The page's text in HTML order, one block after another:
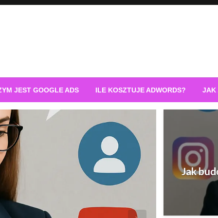
JEST GOOGLE ADS ILE KOSZTUJE ADWORDS? JAK
Jak